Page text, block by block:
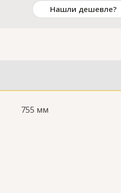
Нашли дешевле?
755 мм